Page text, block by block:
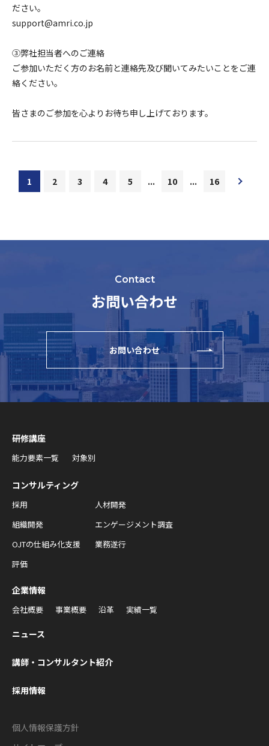
ださい。
support@amri.co.jp
③弊社担当者へのご連絡
ご参加いただく方のお名前と連絡先及び聞いてみたいことをご連
絡ください。
皆さまのご参加を心よりお待ち申し上げております。
1 2 3 4 5 ... 10 ... 16
Contact
お問い合わせ
お問い合わせ
研修講座
能力要素一覧 対象別
コンサルティング
採用
人材開発
組織開発
エンゲージメント調査
OJTの仕組み化支援
業務遂行
評価
企業情報
会社概要 事業概要 沿革 実績一覧
ニュース
講師・コンサルタント紹介
採用情報
個人情報保護方針